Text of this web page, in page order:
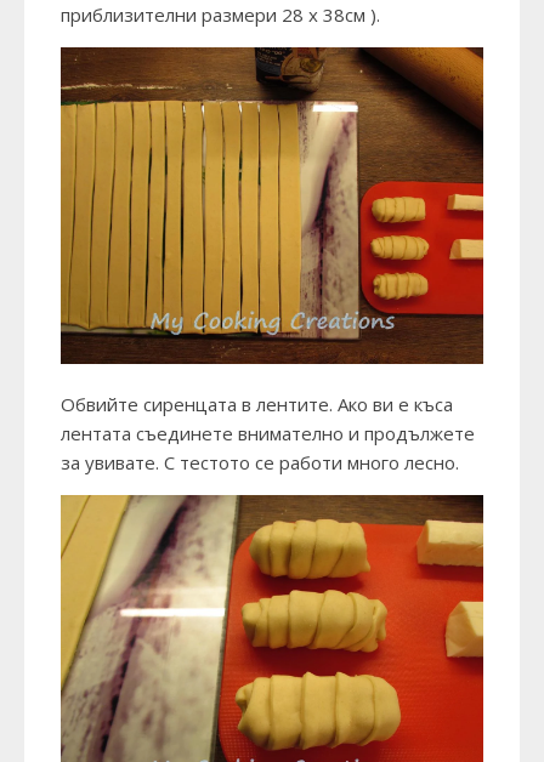
приблизителни размери 28 х 38см ).
Обвийте сиренцата в лентите. Ако ви е къса
лентата съединете внимателно и продължете
за увивате. С тестото се работи много лесно.